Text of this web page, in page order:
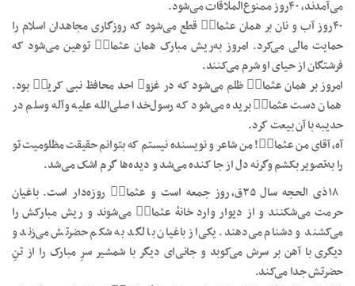
می‌آمدند، ۴۰روز ممنوع‌الملاقات می‌شود.
۴۰روز آب و نان بر همان عثمانؓ قطع می‌شود که روزگاری مجاهدان اسلام را
حمایت مالی می‌کرد. امروز به‌ریش مبارک همان عثمانؓ توهین می‌شود که
فرشتگان از حیای او شرم می‌کنند.
امروز بر همان عثمانؓ ظلم می‌شود که در غزوۂ احد محافظ نبی کریمؐ بود.
همان دست عثمانؓ بریده می‌شود که رسول‌خدا صلی‌الله علیه وآله وسلم در
حدیبه با آن بیعت کرد.
آه، آقای من عثمانؓ! من شاعر و نویسنده نیستم که بتوانم حقیقت مظلومیت تو
را به‌تصویر بکشم وگرنه دل از جا کنده می‌شد و دیده‌ها گرم اشک می‌شد.
۱۸ذی الحجه سال ۳۵ق، روز جمعه است و عثمانؓ روزه‌دار است. باغیان
حرمت‌ می‌شکنند و از دیوار وارد خانهٔ عثمانؓ می‌شوند و ریش مبارکش را
می‌کشند و دشنام می‌دهند. یکی‌از باغیان با لگد به شکم حضرتش می‌زند و
دیگری با آهن بر سرش می‌کوبد و جانی‌ای دیگر با شمشیر سرِ مبارک را از تنِ
حضرتش جدا می‌کند.